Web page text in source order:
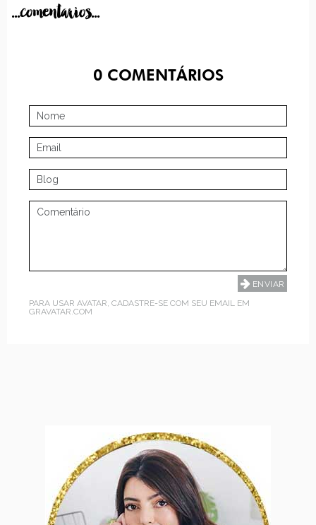
...comentarios...
0COMENTÁRIOS
PARA USAR AVATAR, CADASTRE-SE COM SEU EMAIL EM
GRAVATAR.COM